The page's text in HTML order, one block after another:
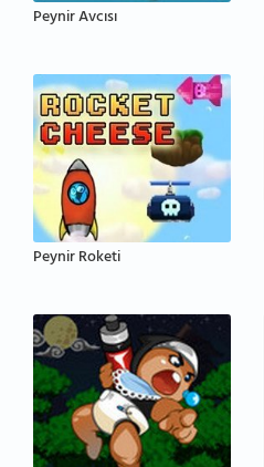
Peynir Avcısı
Peynir Roketi